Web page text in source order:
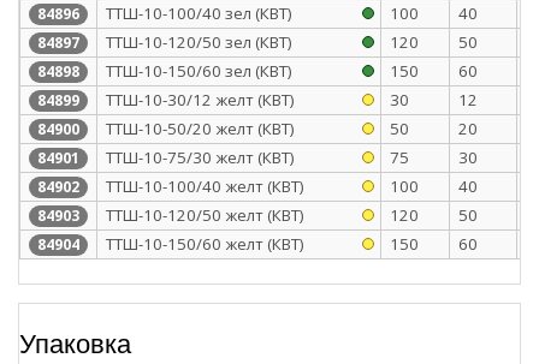
84896 ТТШ-10-100/40 зел (КВТ) 100 40
84897 ТТШ-10-120/50 зел (КВТ) 120 50
84898 ТТШ-10-150/60 зел (КВТ) 150 60
84899 ТТШ-10-30/12 желт (КВТ) 30 12
84900 ТТШ-10-50/20 желт (КВТ) 50 20
84901 ТТШ-10-75/30 желт (КВТ) 75 30
84902 ТТШ-10-100/40 желт (КВТ) 100 40
84903 ТТШ-10-120/50 желт (КВТ) 120 50
84904 ТТШ-10-150/60 желт (КВТ) 150 60
Упаковка